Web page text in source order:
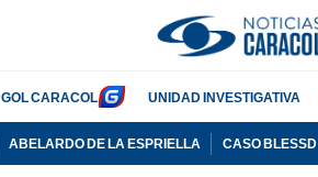
GOL CARACOL UNIDAD INVESTIGATIVA
ABELARDO DE LA ESPRIELLA CASO BLESSD